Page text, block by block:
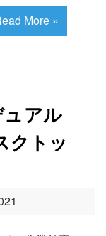
More »
アル
クトッ